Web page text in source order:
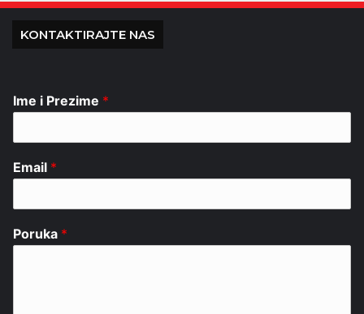
KONTAKTIRAJTE NAS
Ime i Prezime *
Email *
Poruka *